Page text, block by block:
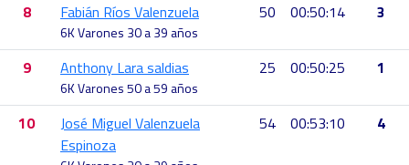
8 Fabián Ríos Valenzuela
6K Varones 30 a 39 años
50 00:50:14 3
9 Anthony Lara saldias
6K Varones 50 a 59 años
25 00:50:25 1
10
José Miguel Valenzuela
Espinoza
54 00:53:10 4